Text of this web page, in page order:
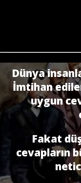
Dünya
İmtihan
uygun
Fakat
cevapların